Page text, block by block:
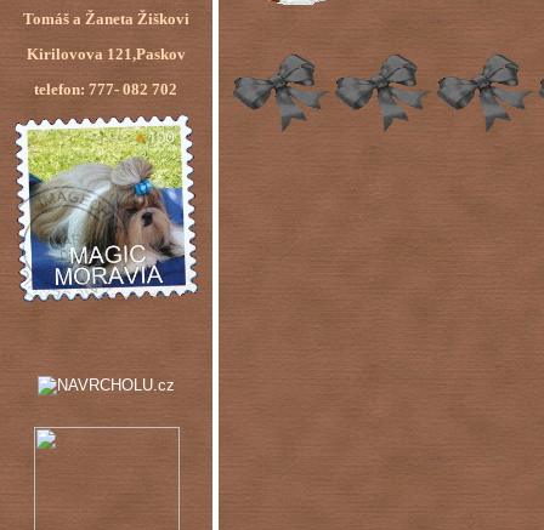
Tomáš a Žaneta Žiškovi
Kirilovova 121,Paskov
telefon: 777- 082 702